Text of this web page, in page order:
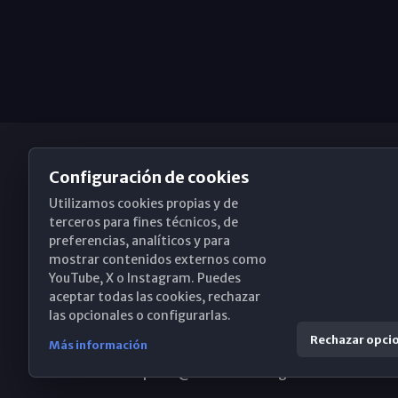
Obispado de Málaga
Santa María, 18-20. 29015 Málaga
(+34) 952 224 386
Configuración de cookies
Utilizamos cookies propias y de
terceros para fines técnicos, de
preferencias, analíticos y para
mostrar contenidos externos como
YouTube, X o Instagram. Puedes
aceptar todas las cookies, rechazar
las opcionales o configurarlas.
Más información Rechazar